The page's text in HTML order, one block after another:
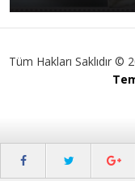
Tüm Hakları Saklıdır ©